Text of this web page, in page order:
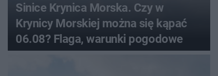
Sinice Krynica Morska. Czy w
Krynicy Morskiej można się kąpać
06.08? Flaga, warunki pogodowe